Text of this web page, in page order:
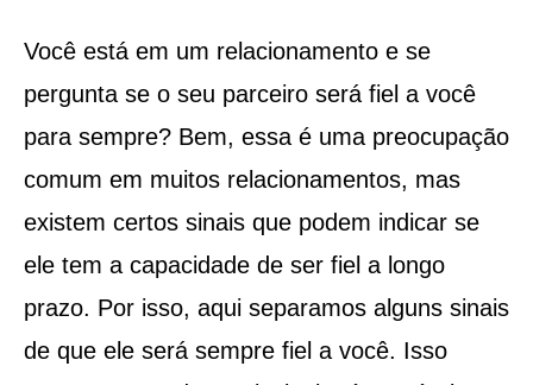
Você está em um relacionamento e se
pergunta se o seu parceiro será fiel a você
para sempre? Bem, essa é uma preocupação
comum em muitos relacionamentos, mas
existem certos sinais que podem indicar se
ele tem a capacidade de ser fiel a longo
prazo. Por isso, aqui separamos alguns sinais
de que ele será sempre fiel a você. Isso